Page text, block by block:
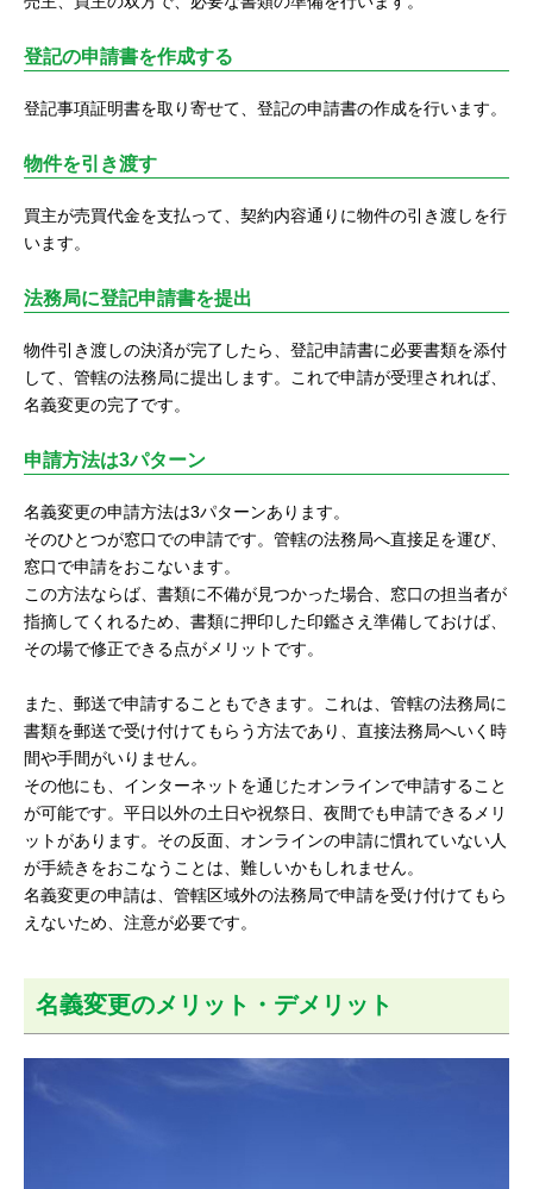
登記の申請書を作成する
登記事項証明書を取り寄せて、登記の申請書の作成を行います。
物件を引き渡す
買主が売買代金を支払って、契約内容通りに物件の引き渡しを行
います。
法務局に登記申請書を提出
物件引き渡しの決済が完了したら、登記申請書に必要書類を添付
して、管轄の法務局に提出します。これで申請が受理されれば、
名義変更の完了です。
申請方法は3パターン
名義変更の申請方法は3パターンあります。
そのひとつが窓口での申請です。管轄の法務局へ直接足を運び、
窓口で申請をおこないます。
この方法ならば、書類に不備が見つかった場合、窓口の担当者が
指摘してくれるため、書類に押印した印鑑さえ準備しておけば、
その場で修正できる点がメリットです。
また、郵送で申請することもできます。これは、管轄の法務局に
書類を郵送で受け付けてもらう方法であり、直接法務局へいく時
間や手間がいりません。
その他にも、インターネットを通じたオンラインで申請すること
が可能です。平日以外の土日や祝祭日、夜間でも申請できるメリ
ットがあります。その反面、オンラインの申請に慣れていない人
が手続きをおこなうことは、難しいかもしれません。
名義変更の申請は、管轄区域外の法務局で申請を受け付けてもら
えないため、注意が必要です。
名義変更のメリット・デメリット